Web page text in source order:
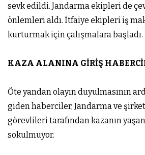
sevk edildi. Jandarma ekipleri de
önlemleri aldı. İtfaiye ekipleri iş
kurturmak için çalışmalara başladı.
KAZA ALANINA GİRİŞ
Öte yandan olayın duyulmasının
giden haberciler, Jandarma ve
görevlileri tarafından kazanın
sokulmuyor.